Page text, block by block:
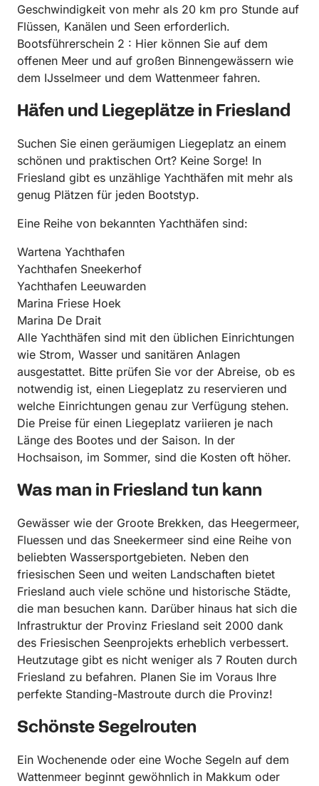
Geschwindigkeit von mehr als 20 km pro Stunde auf
Flüssen, Kanälen und Seen erforderlich.
Bootsführerschein 2 : Hier können Sie auf dem
offenen Meer und auf großen Binnengewässern wie
dem IJsselmeer und dem Wattenmeer fahren.
Häfen und Liegeplätze in Friesland
Suchen Sie einen geräumigen Liegeplatz an einem
schönen und praktischen Ort? Keine Sorge! In
Friesland gibt es unzählige Yachthäfen mit mehr als
genug Plätzen für jeden Bootstyp.
Eine Reihe von bekannten Yachthäfen sind:
Wartena Yachthafen
Yachthafen Sneekerhof
Yachthafen Leeuwarden
Marina Friese Hoek
Marina De Drait
Alle Yachthäfen sind mit den üblichen Einrichtungen
wie Strom, Wasser und sanitären Anlagen
ausgestattet. Bitte prüfen Sie vor der Abreise, ob es
notwendig ist, einen Liegeplatz zu reservieren und
welche Einrichtungen genau zur Verfügung stehen.
Die Preise für einen Liegeplatz variieren je nach
Länge des Bootes und der Saison. In der
Hochsaison, im Sommer, sind die Kosten oft höher.
Was man in Friesland tun kann
Gewässer wie der Groote Brekken, das Heegermeer,
Fluessen und das Sneekermeer sind eine Reihe von
beliebten Wassersportgebieten. Neben den
friesischen Seen und weiten Landschaften bietet
Friesland auch viele schöne und historische Städte,
die man besuchen kann. Darüber hinaus hat sich die
Infrastruktur der Provinz Friesland seit 2000 dank
des Friesischen Seenprojekts erheblich verbessert.
Heutzutage gibt es nicht weniger als 7 Routen durch
Friesland zu befahren. Planen Sie im Voraus Ihre
perfekte Standing-Mastroute durch die Provinz!
Schönste Segelrouten
Ein Wochenende oder eine Woche Segeln auf dem
Wattenmeer beginnt gewöhnlich in Makkum oder